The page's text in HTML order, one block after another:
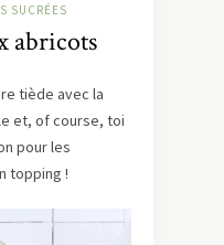
SUCRÉES
abricots
tiède avec la
et, of course, toi
pour les
topping !